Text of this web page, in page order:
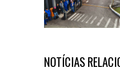
NOTÍCIAS